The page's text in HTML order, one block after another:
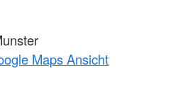
Maps Ansicht